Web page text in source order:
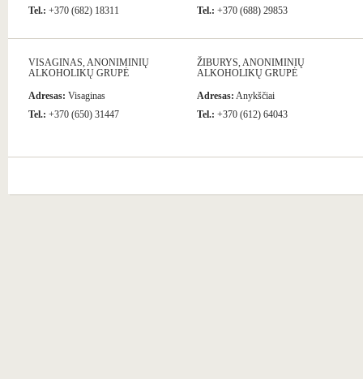
Tel.: +370 (682) 18311
Tel.: +370 (688) 29853
VISAGINAS, ANONIMINIŲ
ALKOHOLIKŲ GRUPĖ
Adresas: Visaginas
Tel.: +370 (650) 31447
ŽIBURYS, ANONIMINIŲ
ALKOHOLIKŲ GRUPĖ
Adresas: Anykščiai
Tel.: +370 (612) 64043